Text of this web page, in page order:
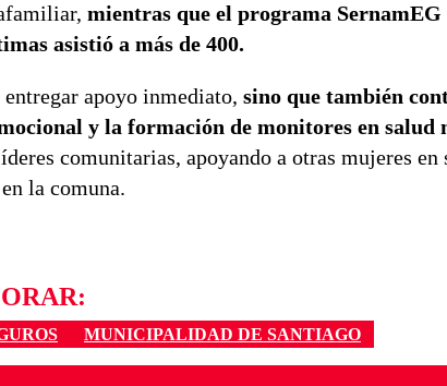
mientras que el programa SernamEG
asistió a más de 400.
apoyo inmediato, sino que también
y la formación de monitores en salud
comunitarias, apoyando a otras mujeres en
la comuna.
MUNICIPALIDAD DE SANTIAGO